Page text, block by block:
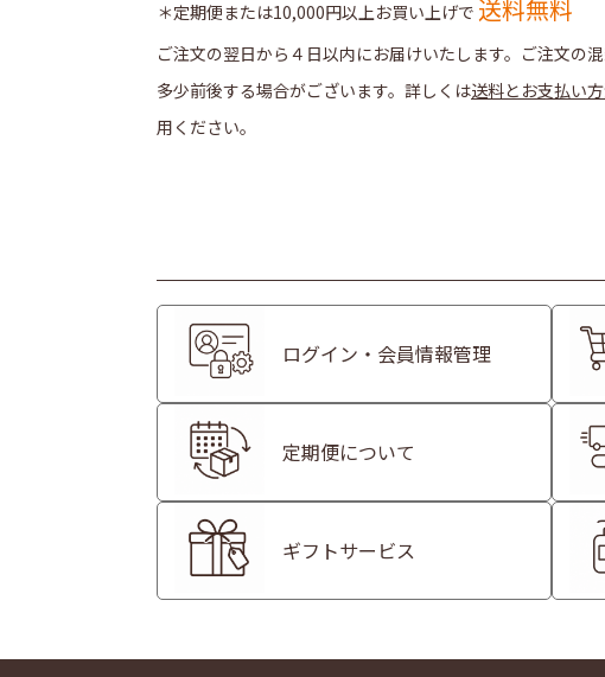
＊定期便または10,000円以上お買い上げで 送料無料
ご注文の翌日から４日以内にお届けいたします。ご注文の混
多少前後する場合がございます。詳しくは送料とお支払い
用ください。
ログイン・会員情報管理
定期便について
ギフトサービス